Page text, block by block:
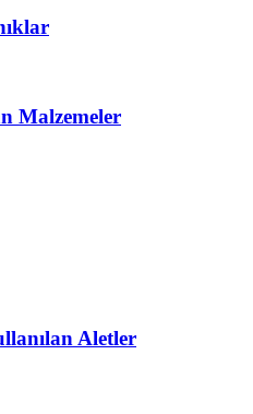
Malzemeler
Aletler